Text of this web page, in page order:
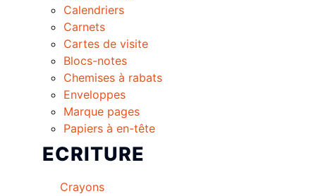
Calendriers
Carnets
Cartes de visite
Blocs-notes
Chemises à rabats
Enveloppes
Marque pages
Papiers à en-tête
ECRITURE
Crayons